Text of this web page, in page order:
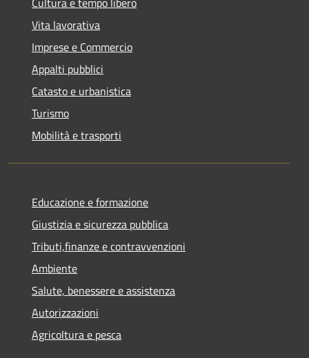
Vita lavorativa
Imprese e Commercio
Appalti pubblici
Catasto e urbanistica
Turismo
Mobilità e trasporti
Educazione e formazione
Giustizia e sicurezza pubblica
Tributi,finanze e contravvenzioni
Ambiente
Salute, benessere e assistenza
Autorizzazioni
Agricoltura e pesca